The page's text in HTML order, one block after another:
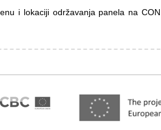
i lokaciji održavanja panela na CON